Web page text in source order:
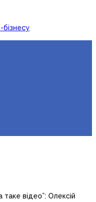
бізнесу
відео”: Олексій